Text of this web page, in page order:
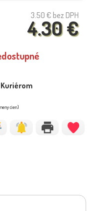
3.50 € bez DPH
4.30 €
Kuriérom
cien)